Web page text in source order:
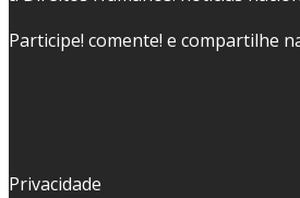
Participe! comente! e compartilhe
Privacidade